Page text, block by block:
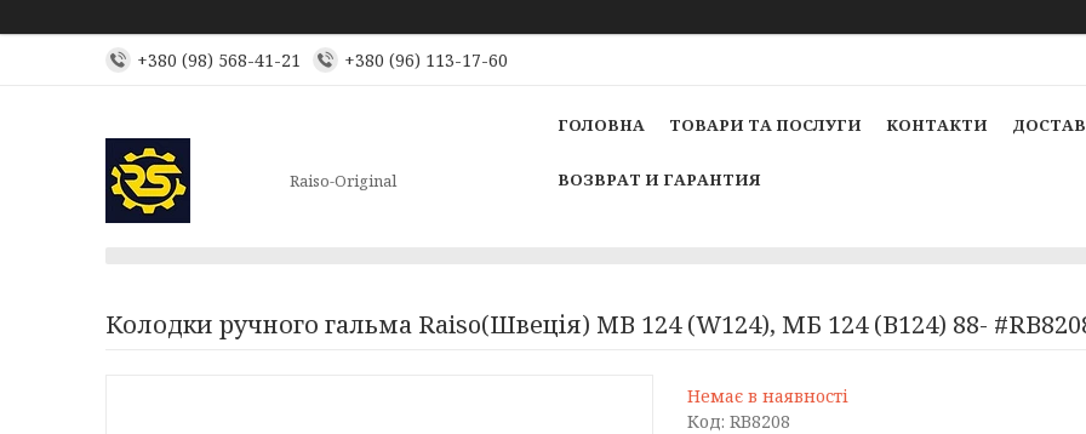
+380 (98) 568-41-21 +380 (96) 113-17-60
Raiso-Original
ГОЛОВНА ТОВАРИ ТА ПОСЛУГИ КОНТАКТИ
ВОЗВРАТ И ГАРАНТИЯ
Колодки ручного гальма Raiso(Швеція) MB 124 (W124), МБ 124 (В124) 88-
Немає в наявності
Код: RB8208